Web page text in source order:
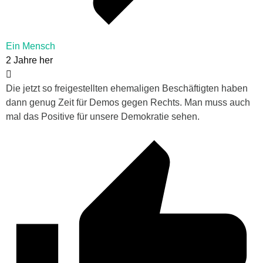
Ein Mensch
2 Jahre her
Die jetzt so freigestellten ehemaligen Beschäftigten haben
dann genug Zeit für Demos gegen Rechts. Man muss auch
mal das Positive für unsere Demokratie sehen.